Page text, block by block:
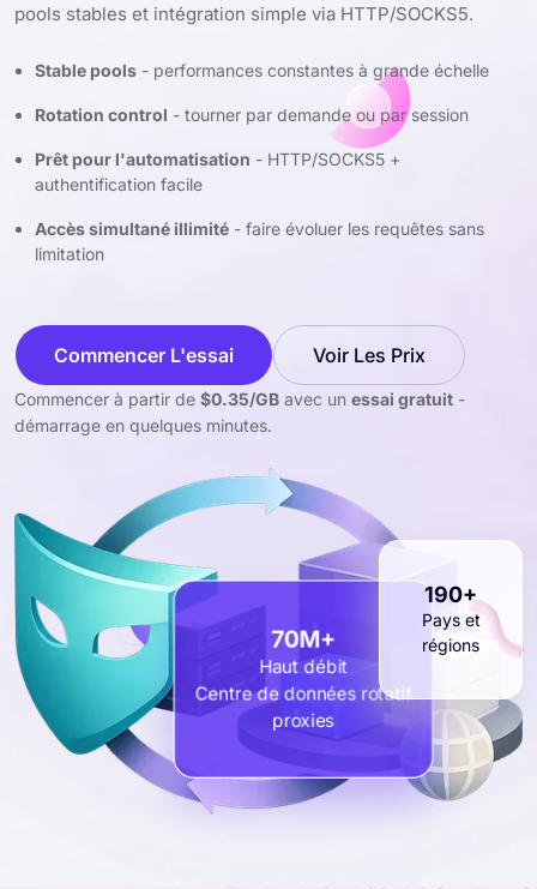
pools stables et intégration simple via HTTP/SOCKS5.
Stable pools - performances constantes à grande échelle
Rotation control - tourner par demande ou par session
Prêt pour l'automatisation - HTTP/SOCKS5 +
authentification facile
Accès simultané illimité - faire évoluer les requêtes sans
limitation
Commencer L'essai Voir Les Prix
Commencer à partir de $0.35/GB avec un essai gratuit -
démarrage en quelques minutes.
70M+
Haut débit
Centre de données rotatif
proxies
190+
Pays et
régions